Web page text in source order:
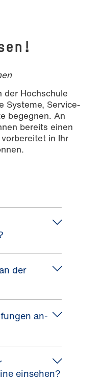
der Hochschule
Systeme, Service-
begegnen. An
bereits einen
in Ihr
der
an-
einsehen?